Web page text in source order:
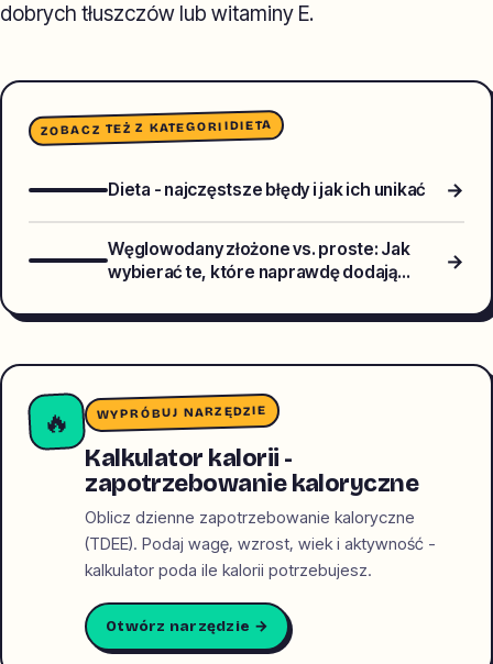
dobrych tłuszczów lub witaminy E.
ZOBACZ TEŻ Z KATEGORIIDIETA
Dieta - najczęstsze błędy i jak ich unikać →
Węglowodany złożone vs. proste: Jak
wybierać te, które naprawdę dodają
→
🔥 WYPRÓBUJ NARZĘDZIE
Kalkulator kalorii -
zapotrzebowanie kaloryczne
Oblicz dzienne zapotrzebowanie kaloryczne
(TDEE). Podaj wagę, wzrost, wiek i aktywność -
kalkulator poda ile kalorii potrzebujesz.
Otwórz narzędzie →